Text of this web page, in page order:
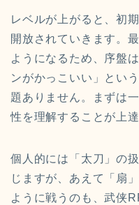
レベルが上がると、初
開放されていきます。
ようになるため、序盤
ンがかっこいい」とい
題ありません。まずは
性を理解することが上
個人的には「太刀」の
じますが、あえて「扇
ように戦うのも、武侠